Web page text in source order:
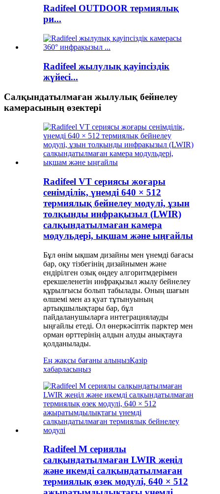
Radifeel OUTDOOR термиялық
ри...
Radifeel жылулық қауіпсіздік
жүйесі...
Салқындатылмаған жылулық бейнелеу
камерасының өзектері
Radifeel VT сериясы жоғары
сенімділік, үнемді 640 × 512
термиялық бейнелеу модулі, ұзын
толқынды инфрақызыл (LWIR)
салқындатылмаған камера
модульдері, ықшам және ыңғайлы
Бұл өнім ықшам дизайны мен үнемді бағасы
бар, оқу тізбегінің дизайнымен және
ендірілген озық өңдеу алгоритмдерімен
ерекшеленетін инфрақызыл жылу бейнелеу
құрылғысы болып табылады. Оның шағын
өлшемі мен аз қуат тұтынуының
артықшылықтары бар, бұл
пайдаланушыларға интеграциялауды
ыңғайлы етеді. Ол өнеркәсіптік парктер мен
орман өрттерінің алдын алуды анықтауға
қолданылады.
Ең жақсы бағаны алыңызҚазір
хабарласыңыз
Radifeel M сериялы
салқындатылмаған LWIR жеңіл
және икемді салқындатылмаған
термиялық өзек модулі, 640 × 512